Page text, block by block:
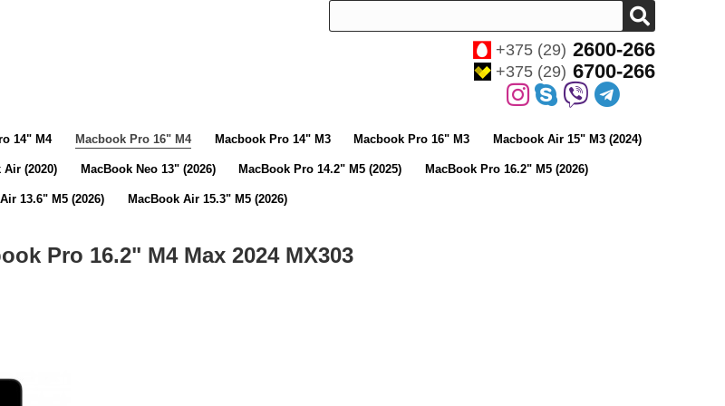
+375 (29) 2600-266
+375 (29) 6700-266
14" M4 Macbook Pro 16" M4 Macbook Pro 14" M3 Macbook Pro 16" M3 Macbook Air 15" M3 (2024)
Air (2020) MacBook Neo 13" (2026) MacBook Pro 14.2" M5 (2025) MacBook Pro 16.2" M5 (2026)
13.6" M5 (2026) MacBook Air 15.3" M5 (2026)
Pro 16.2" M4 Max 2024 MX303